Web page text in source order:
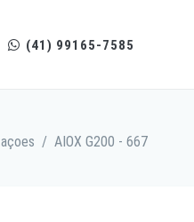
(41) 99165-7585
/ AIOX G200 - 667